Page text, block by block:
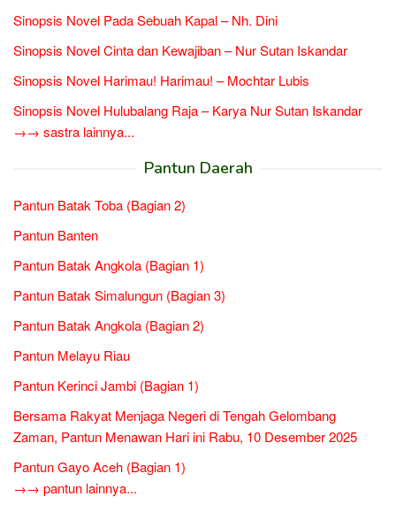
Sinopsis Novel Pada Sebuah Kapal – Nh. Dini
Sinopsis Novel Cinta dan Kewajiban – Nur Sutan Iskandar
Sinopsis Novel Harimau! Harimau! – Mochtar Lubis
Sinopsis Novel Hulubalang Raja – Karya Nur Sutan Iskandar
→→ sastra lainnya...
Pantun Daerah
Pantun Batak Toba (Bagian 2)
Pantun Banten
Pantun Batak Angkola (Bagian 1)
Pantun Batak Simalungun (Bagian 3)
Pantun Batak Angkola (Bagian 2)
Pantun Melayu Riau
Pantun Kerinci Jambi (Bagian 1)
Bersama Rakyat Menjaga Negeri di Tengah Gelombang
Zaman, Pantun Menawan Hari ini Rabu, 10 Desember 2025
Pantun Gayo Aceh (Bagian 1)
→→ pantun lainnya...